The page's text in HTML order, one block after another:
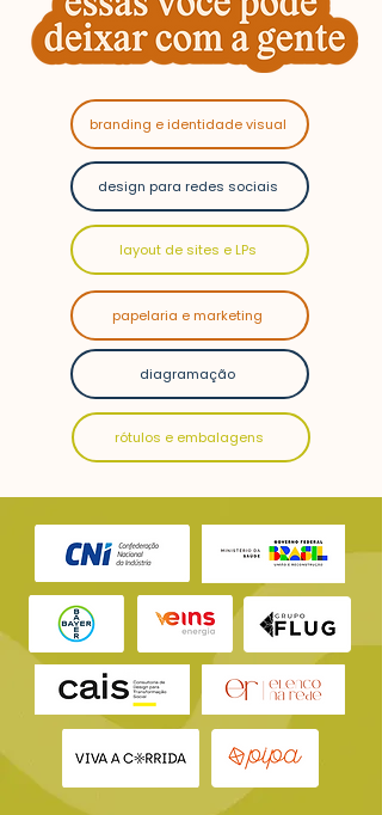
branding e identidade visual
design para redes sociais
layout de sites e LPs
papelaria e marketing
diagramação
rótulos e embalagens